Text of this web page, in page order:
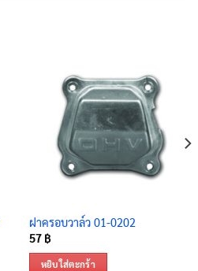
ฝาครอบวาล์ว 01-0202
57 ฿
หยิบใส่ตะกร้า